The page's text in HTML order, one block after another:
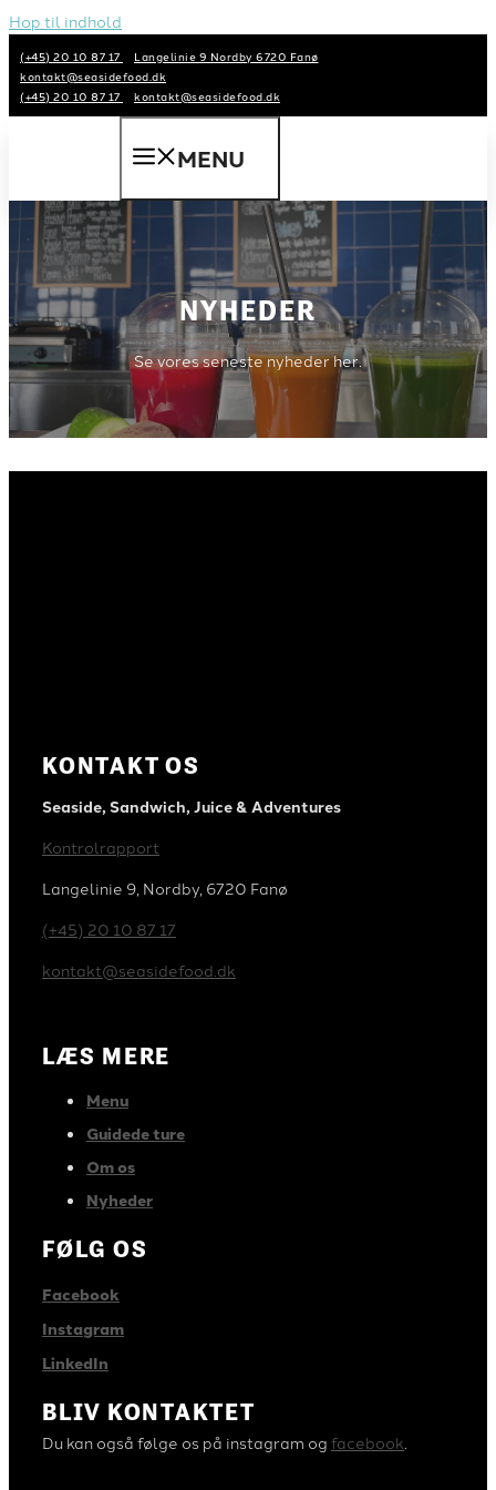
Hop til indhold
(+45) 20 10 87 17
Langelinie 9 Nordby 6720 Fanø
kontakt@seasidefood.dk
(+45) 20 10 87 17
kontakt@seasidefood.dk
MENU
NYHEDER
Se vores seneste nyheder her.
KONTAKT OS
Seaside, Sandwich, Juice & Adventures
Kontrolrapport
Langelinie 9, Nordby, 6720 Fanø
(+45) 20 10 87 17
kontakt@seasidefood.dk
LÆS MERE
Menu
Guidede ture
Om os
Nyheder
FØLG OS
Facebook
Instagram
LinkedIn
BLIV KONTAKTET
Du kan også følge os på instagram og facebook.